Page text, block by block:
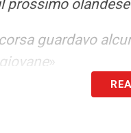
prossimo
guardavo
»
– «Ho